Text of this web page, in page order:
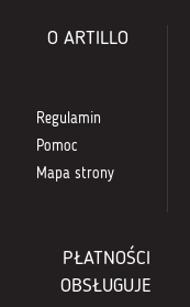
O ARTILLO
Regulamin
Pomoc
Mapa strony
PŁATNOŚCI
OBSŁUGUJE